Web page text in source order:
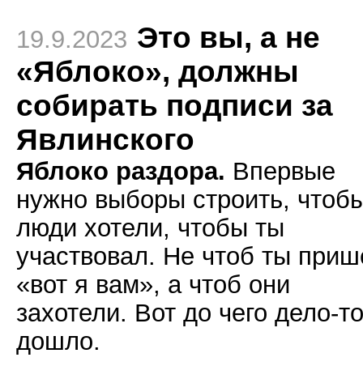
19.9.2023 Это вы, а не
«Яблоко», должны
собирать подписи за
Явлинского
Яблоко раздора. Впервые
нужно выборы строить,
люди хотели, чтобы ты
участвовал. Не чтоб ты
«вот я вам», а чтоб они
захотели. Вот до чего дело-то
дошло.